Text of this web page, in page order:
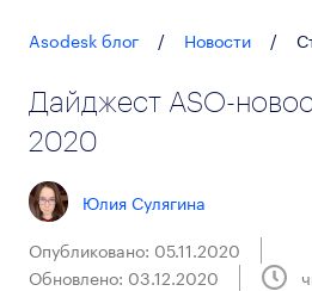
Asodesk блог / Новости /
Дайджест ASO-
2020
Юлия Сулягина
Опубликовано: 05.11.2020
Обновлено: 03.12.2020